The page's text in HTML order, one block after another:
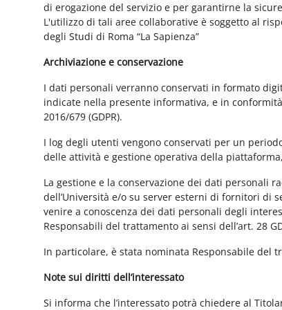
di erogazione del servizio e per garantirne la
L'utilizzo di tali aree collaborative è soggetto al
degli Studi di Roma “La Sapienza”
Archiviazione e conservazione
I dati personali verranno conservati in formato
indicate nella presente informativa, e in
2016/679 (GDPR).
I log degli utenti vengono conservati per un
delle attività e gestione operativa della
La gestione e la conservazione dei dati personali
dell’Università e/o su server esterni di fornitori di
venire a conoscenza dei dati personali degli
Responsabili del trattamento ai sensi dell’art. 28
In particolare, è stata nominata Responsabile del
Note sui diritti dell’interessato
Si informa che l’interessato potrà chiedere al